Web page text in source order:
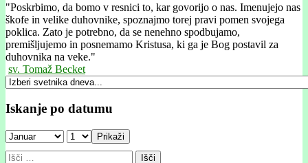
"Poskrbimo, da bomo v resnici to, kar govorijo o nas. Imenujejo nas
škofe in velike duhovnike, spoznajmo torej pravi pomen svojega
poklica. Zato je potrebno, da se nenehno spodbujamo,
premišljujemo in posnemamo Kristusa, ki ga je Bog postavil za
duhovnika na veke."
sv. Tomaž Becket
Iskanje po datumu
Prikaži
Išči: